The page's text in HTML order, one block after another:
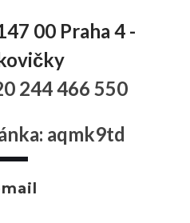
00 Praha 4 -
244 466 550
aqmk9td